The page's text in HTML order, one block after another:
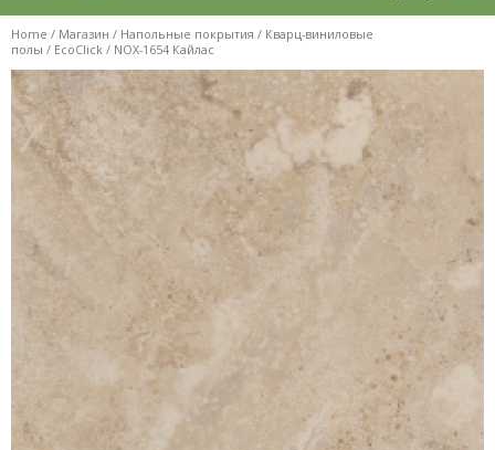
Home / Магазин / Напольные покрытия / Кварц-виниловые
полы / EcoClick / NOX-1654 Кайлас